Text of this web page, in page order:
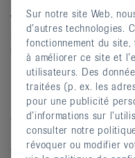
Vous avez
les substances
recommandez-vous?
Pour les personnes
recommandations
poids corporel et par
carnés étant riches en
produits laitiers, les
être privilégiés comme
Sur notre site Web,
d’autres technologies.
fonctionnement du site,
à améliorer ce site et
utilisateurs. Des
traitées (p. ex. les
pour une publicité
d’informations sur
consulter notre
révoquer ou modifier